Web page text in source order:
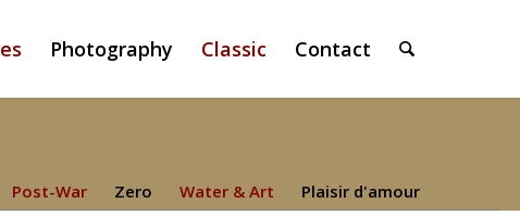
Photography Classic Contact
Post-War Zero Water & Art
Plaisir d'amour